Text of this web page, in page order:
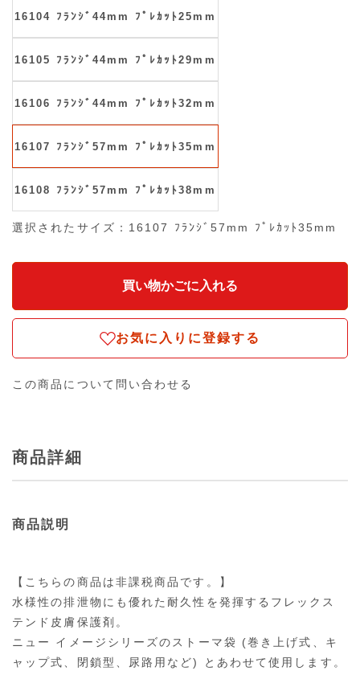
16104 ﾌﾗﾝｼﾞ44mm ﾌﾟﾚｶｯﾄ25mm
16105 ﾌﾗﾝｼﾞ44mm ﾌﾟﾚｶｯﾄ29mm
16106 ﾌﾗﾝｼﾞ44mm ﾌﾟﾚｶｯﾄ32mm
16107 ﾌﾗﾝｼﾞ57mm ﾌﾟﾚｶｯﾄ35mm
16108 ﾌﾗﾝｼﾞ57mm ﾌﾟﾚｶｯﾄ38mm
選択されたサイズ：16107 ﾌﾗﾝｼﾞ57mm ﾌﾟﾚｶｯﾄ35mm
お気に入りに登録する
この商品について問い合わせる
商品詳細
商品説明
【こちらの商品は非課税商品です。】
水様性の排泄物にも優れた耐久性を発揮するフレックス
テンド皮膚保護剤。
ニュー イメージシリーズのストーマ袋 (巻き上げ式、キ
ャップ式、閉鎖型、尿路用など) とあわせて使用します。